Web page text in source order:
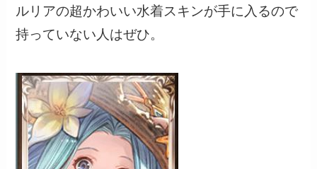
ルリアの超かわいい水着スキンが手に入るので
持っていない人はぜひ。